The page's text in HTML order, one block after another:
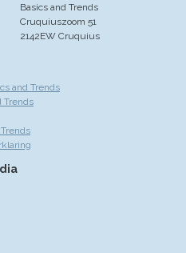
and Trends
Trends
Basics and Trends
Cruquiuszoom 51
2142EW Cruquius